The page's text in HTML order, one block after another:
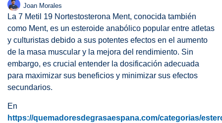
Joan Morales
La 7 Metil 19 Nortestosterona Ment, conocida también
como Ment, es un esteroide anabólico popular entre atletas
y culturistas debido a sus potentes efectos en el aumento
de la masa muscular y la mejora del rendimiento. Sin
embargo, es crucial entender la dosificación adecuada
para maximizar sus beneficios y minimizar sus efectos
secundarios.
En
https://quemadoresdegrasaespana.com/categorias/